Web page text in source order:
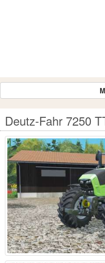
Deutz-Fahr 7250